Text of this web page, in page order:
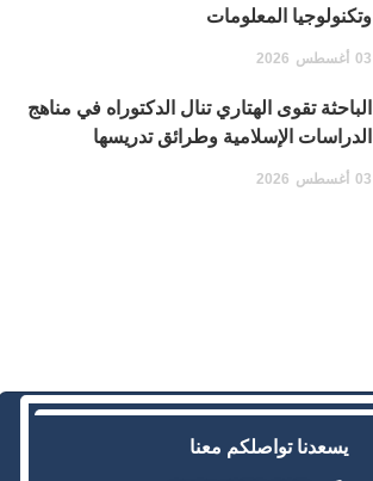
وتكنولوجيا المعلومات
03 أغسطس 2026
الباحثة تقوى الهتاري تنال الدكتوراه في مناهج
الدراسات الإسلامية وطرائق تدريسها
03 أغسطس 2026
يسعدنا تواصلكم معنا